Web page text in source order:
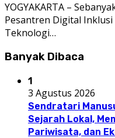
YOGYAKARTA –
Pesantren Digital
Teknologi…
Banyak Dibaca
1
3 Agustus 2026
Sendratari
Sejarah Lokal,
Pariwisata, dan